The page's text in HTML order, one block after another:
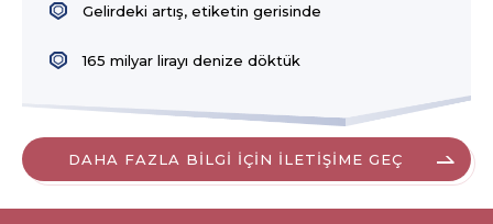
Gelirdeki artış, etiketin gerisinde
165 milyar lirayı denize döktük
DAHA FAZLA BİLGİ İÇİN İLETİŞİME GEÇ